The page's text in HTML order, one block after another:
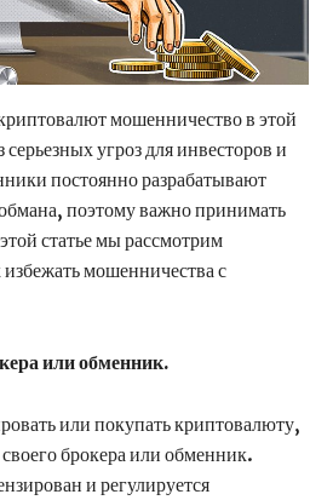
мошенничество в этой
серьезных угроз для инвесторов и
постоянно разрабатывают
поэтому важно принимать
статье мы рассмотрим
мошенничества с
или обменник.
или покупать криптовалюту,
брокера или обменник.
и регулируется